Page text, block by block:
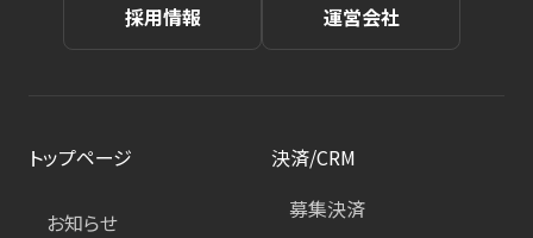
採用情報 運営会社
トップページ
お知らせ
決済/CRM
募集決済